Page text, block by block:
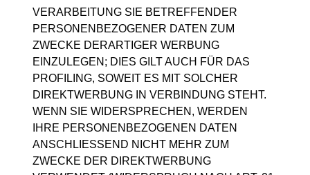
VERARBEITUNG SIE BETREFFENDER
PERSONENBEZOGENER DATEN ZUM
ZWECKE DERARTIGER WERBUNG
EINZULEGEN; DIES GILT AUCH FÜR DAS
PROFILING, SOWEIT ES MIT SOLCHER
DIREKTWERBUNG IN VERBINDUNG STEHT.
WENN SIE WIDERSPRECHEN, WERDEN
IHRE PERSONENBEZOGENEN DATEN
ANSCHLIESSEND NICHT MEHR ZUM
ZWECKE DER DIREKTWERBUNG